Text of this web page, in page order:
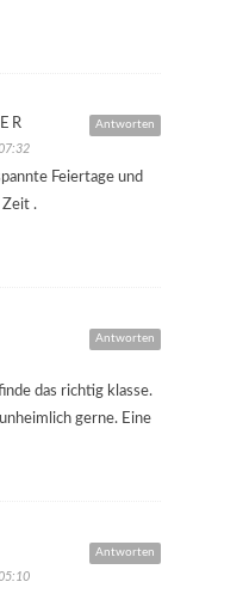
Antworten
Feiertage und
Zeit .
Antworten
das richtig klasse.
gerne. Eine
Antworten